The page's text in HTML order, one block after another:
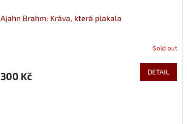
Ajahn Brahm: Kráva, která plakala
Sold out
300 Kč DETAIL